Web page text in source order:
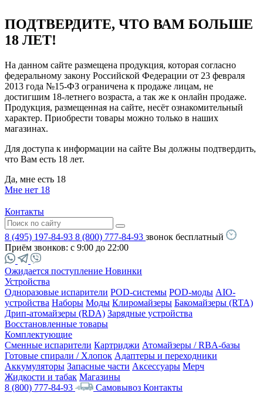
ПОДТВЕРДИТЕ, ЧТО ВАМ БОЛЬШЕ
18 ЛЕТ!
На данном сайте размещена продукция, которая согласно
федеральному закону Российской Федерации от 23 февраля
2013 года №15-ФЗ ограничена к продаже лицам, не
достигшим 18-летнего возраста, а так же к онлайн продаже.
Продукция, размещенная на сайте, несёт ознакомительный
характер. Приобрести товары можно только в наших
магазинах.
Для доступа к информации на сайте Вы должны подтвердить,
что Вам есть 18 лет.
Да, мне есть 18
Мне нет 18
Контакты
8 (495) 197-84-93 8 (800) 777-84-93 звонок бесплатный
Приём звонков: с 9:00 до 22:00
Ожидается поступление Новинки
Устройства
Одноразовые испарители POD-системы POD-моды AIO-
устройства Наборы Моды Клиромайзеры Бакомайзеры (RTA)
Дрип-атомайзеры (RDA) Зарядные устройства
Восстановленные товары
Комплектующие
Сменные испарители Картриджи Атомайзеры / RBA-базы
Готовые спирали / Хлопок Адаптеры и переходники
Аккумуляторы Запасные части Аксессуары Мерч
Жидкости и табак Магазины
8 (800) 777-84-93
Самовывоз Контакты